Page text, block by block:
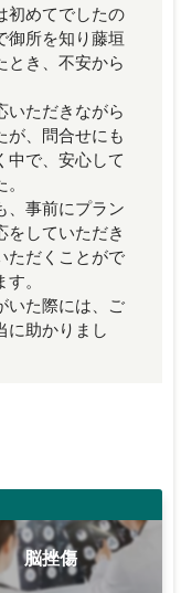
初めてでしたの
御所を知り藤垣
とき、不安から
いただきながら
が、問合せにも
中で、安心して
、事前にプラン
をしていただき
ただくことがで
。
いた際には、ご
に助かりまし
脳挫傷